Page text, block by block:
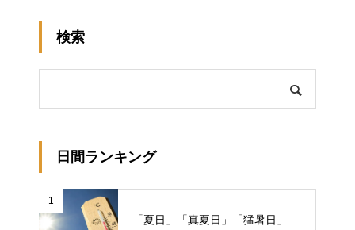
検索
日間ランキング
1
「夏日」「真夏日」「猛暑日」